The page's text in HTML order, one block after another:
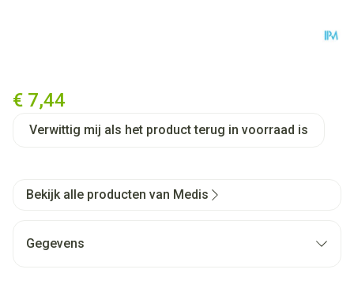
€ 7,44
Verwittig mij als het product terug in voorraad is
Bekijk alle producten van Medis
Gegevens